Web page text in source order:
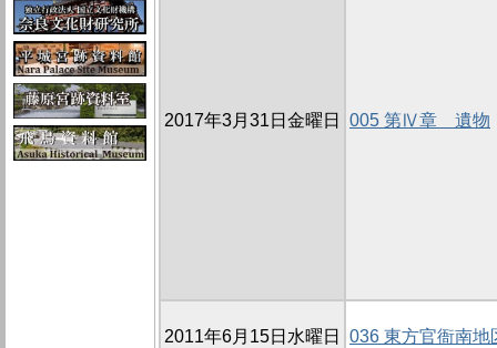
2017年3月31日金曜日 005 第Ⅳ章 遺物
2011年6月15日水曜日 036 東方官衙南地